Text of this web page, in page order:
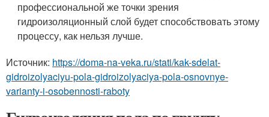
профессиональной же точки зрения
гидроизоляционный слой будет способствовать этому
процессу, как нельзя лучше.
Источник: https://doma-na-veka.ru/stati/kak-sdelat-
gidroizolyaciyu-pola-gidroizolyaciya-pola-osnovnye-
varianty-i-osobennosti-raboty